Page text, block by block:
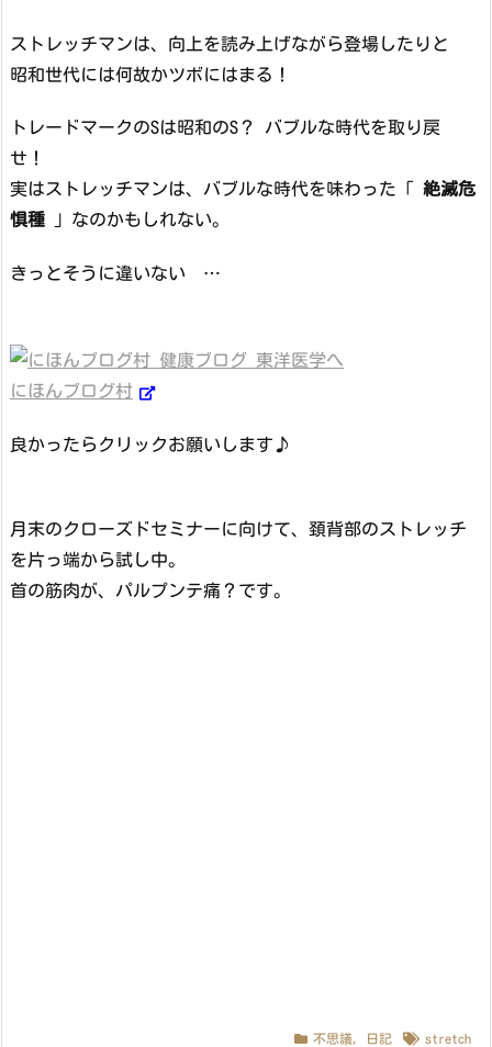
ストレッチマンは、向上を読み上げながら登場したりと
昭和世代には何故かツボにはまる！
トレードマークのSは昭和のS？ バブルな時代を取り戻
せ！
実はストレッチマンは、バブルな時代を味わった「 絶滅危
惧種 」なのかもしれない。
きっとそうに違いない …
にほんブログ村
良かったらクリックお願いします♪
月末のクローズドセミナーに向けて、頚背部のストレッチ
を片っ端から試し中。
首の筋肉が、パルプンテ痛？です。
不思議, 日記 stretch